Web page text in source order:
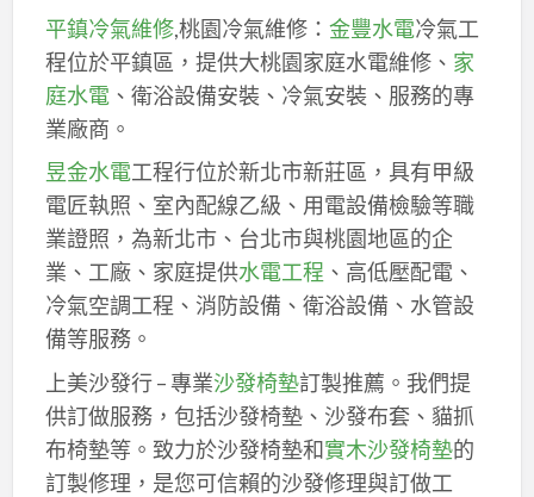
平鎮冷氣維修,桃園冷氣維修： 金豐水電冷氣工
程位於平鎮區，提供大桃園家庭水電維修、 家
庭水電、衛浴設備安裝、冷氣安裝、服務的專
業廠商。
昱金水電工程行位於新北市新莊區，具有甲級
電匠執照、室內配線乙級、用電設備檢驗等職
業證照，為新北市、台北市與桃園地區的企
業、工廠、家庭提供水電工程 、高低壓配電、
冷氣空調工程、消防設備、衛浴設備、水管設
備等服務。
上美沙發行 – 專業沙發椅墊訂製推薦。我們提
供訂做服務，包括沙發椅墊、沙發布套、貓抓
布椅墊等。致力於沙發椅墊和實木沙發椅墊的
訂製修理，是您可信賴的沙發修理與訂做工